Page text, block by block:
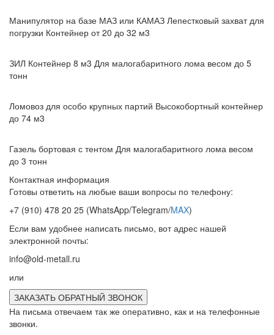
Манипулятор на базе МАЗ или КАМАЗ Лепестковый захват для
погрузки Контейнер от 20 до 32 м3
ЗИЛ Контейнер 8 м3 Для малогабаритного лома весом до 5
тонн
Ломовоз для особо крупных партий Высокобортный контейнер
до 74 м3
Газель бортовая с тентом Для малогабаритного лома весом
до 3 тонн
Контактная информация
Готовы ответить на любые ваши вопросы по телефону:
+7 (910) 478 20 25 (WhatsApp/Telegram/MAX)
Если вам удобнее написать письмо, вот адрес нашей
электронной почты:
info@old-metall.ru
или
ЗАКАЗАТЬ ОБРАТНЫЙ ЗВОНОК
На письма отвечаем так же оперативно, как и на телефонные
звонки.